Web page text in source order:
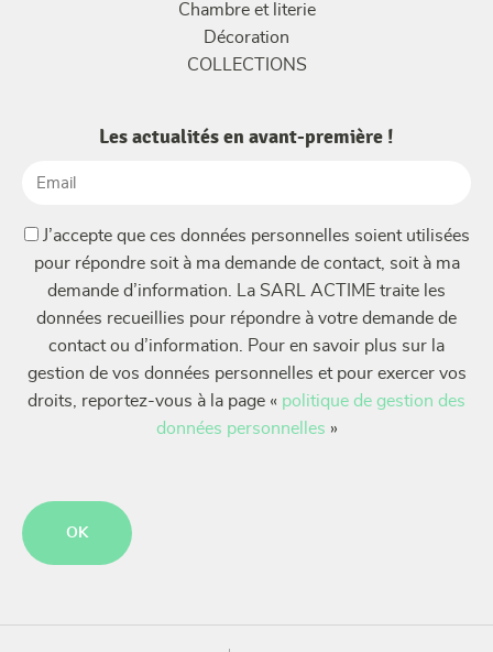
Chambre et literie
Décoration
COLLECTIONS
Les actualités en avant-première !
(Nécessaire)
J’accepte que ces données personnelles soient utilisées
pour répondre soit à ma demande de contact, soit à ma
demande d’information. La SARL ACTIME traite les
données recueillies pour répondre à votre demande de
contact ou d’information. Pour en savoir plus sur la
gestion de vos données personnelles et pour exercer vos
droits, reportez-vous à la page « politique de gestion des
données personnelles »